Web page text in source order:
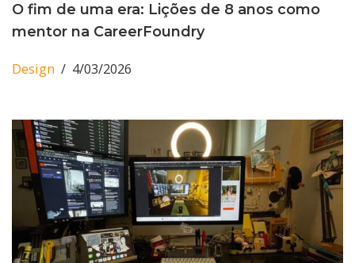
O fim de uma era: Lições de 8 anos como
mentor na CareerFoundry
Design 4/03/2026